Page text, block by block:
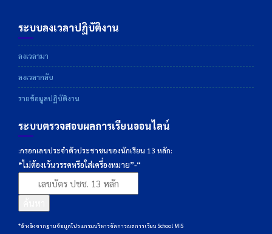
ระบบลงเวลาปฏิบัติงาน
ลงเวลามา
ลงเวลากลับ
รายข้อมูลปฏิบัติงาน
ระบบตรวจสอบผลการเรียนออนไลน์
:กรอกเลขประจำตัวประชาชนของนักเรียน 13 หลัก:
*ไม่ต้องเว้นวรรคหรือใส่เครื่องหมาย”-“
*อ้างอิงจากฐานข้อมูลโปรแกรมบริหารจัดการผลการเรียน School MIS